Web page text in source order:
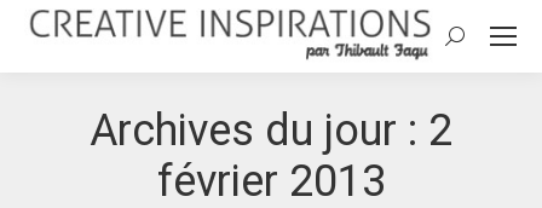
Search:
Archives du jour : 2
février 2013